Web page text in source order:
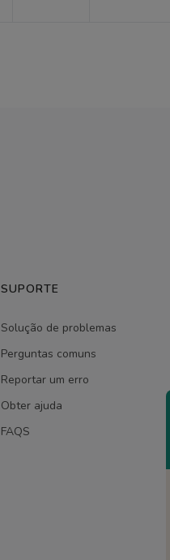
SUPORTE
Solução de problemas
Perguntas comuns
Reportar um erro
Obter ajuda
FAQS